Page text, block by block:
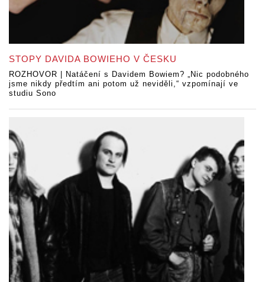
STOPY DAVIDA BOWIEHO V ČESKU
ROZHOVOR | Natáčení s Davidem Bowiem? „Nic podobného
jsme nikdy předtím ani potom už neviděli,“ vzpomínají ve
studiu Sono